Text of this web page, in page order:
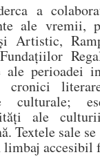
a
ale vremii,
Artistic,
ale perioadei
cronici
culturale;
ale
Textele sale
accesibil